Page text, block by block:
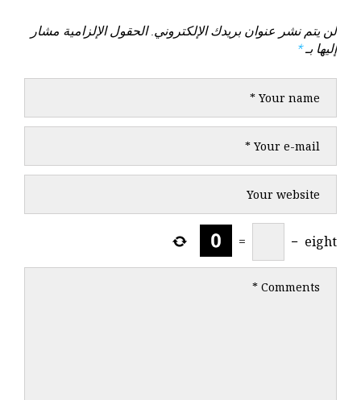
لن يتم نشر عنوان بريدك الإلكتروني. الحقول الإلزامية مشار
إليها بـ*
eight
−
=